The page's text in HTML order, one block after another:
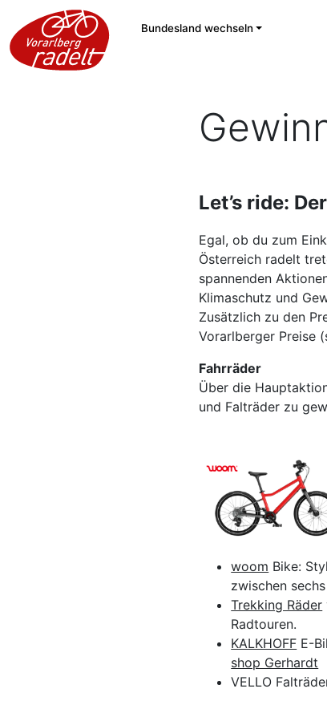
Bundesland wechseln
Let’s ride:
Egal, ob du zum
Österreich radelt
spannenden
Klimaschutz und
Zusätzlich zu den
Vorarlberger Preise
Fahrräder
Über die
und Falträder zu
woom Bike:
zwischen
Trekking Räder
Radtouren.
KALKHOFF E-
shop Gerhardt
VELLO